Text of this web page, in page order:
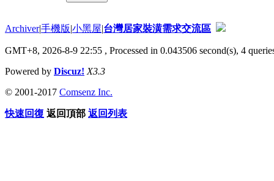
Archiver|手機版|小黑屋|台灣居家裝潢需求交流區
GMT+8, 2026-8-9 22:55 , Processed in 0.043506 second(s), 4
Powered by Discuz! X3.3
© 2001-2017 Comsenz Inc.
快速回復 返回頂部 返回列表